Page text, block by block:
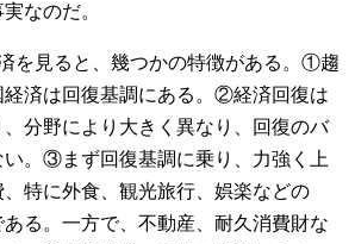
なのだ。
を見ると、幾つかの特徴がある。①趨
経済は回復基調にある。②経済回復は
、分野により大きく異なり、回復のバ
い。③まず回復基調に乗り、力強く上
特に外食、観光旅行、娯楽などの
ある。一方で、不動産、耐久消費財な